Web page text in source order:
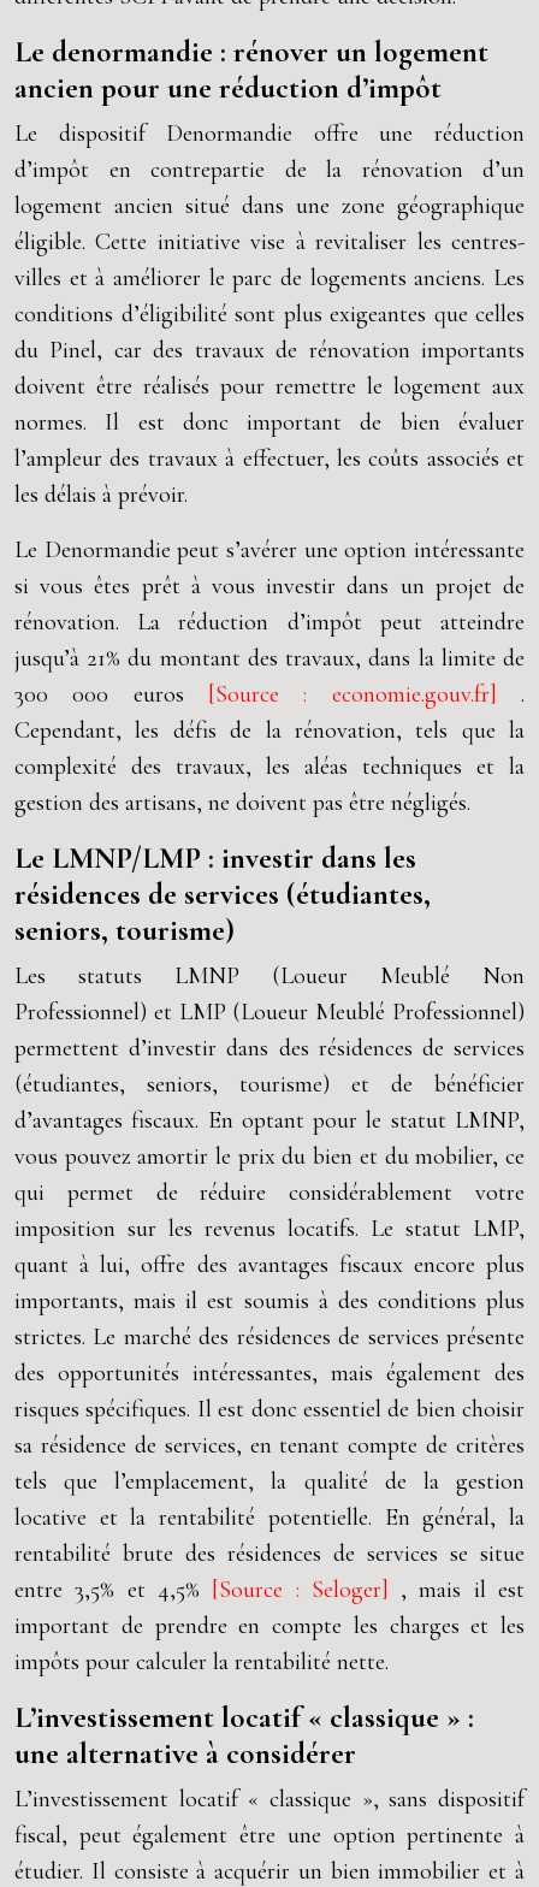
Le denormandie : rénover un logement
ancien pour une réduction d’impôt
Le dispositif Denormandie offre une réduction
d’impôt en contrepartie de la rénovation d’un
logement ancien situé dans une zone géographique
éligible. Cette initiative vise à revitaliser les centres-
villes et à améliorer le parc de logements anciens. Les
conditions d’éligibilité sont plus exigeantes que celles
du Pinel, car des travaux de rénovation importants
doivent être réalisés pour remettre le logement aux
normes. Il est donc important de bien évaluer
l’ampleur des travaux à effectuer, les coûts associés et
les délais à prévoir.
Le Denormandie peut s’avérer une option intéressante
si vous êtes prêt à vous investir dans un projet de
rénovation. La réduction d’impôt peut atteindre
jusqu’à 21% du montant des travaux, dans la limite de
300 000 euros
[Source : economie.gouv.fr] .
Cependant, les défis de la rénovation, tels que la
complexité des travaux, les aléas techniques et la
gestion des artisans, ne doivent pas être négligés.
Le LMNP/LMP : investir dans les
résidences de services (étudiantes,
seniors, tourisme)
Les statuts LMNP (Loueur Meublé Non
Professionnel) et LMP (Loueur Meublé Professionnel)
permettent d’investir dans des résidences de services
(étudiantes, seniors, tourisme) et de bénéficier
d’avantages fiscaux. En optant pour le statut LMNP,
vous pouvez amortir le prix du bien et du mobilier, ce
qui permet de réduire considérablement votre
imposition sur les revenus locatifs. Le statut LMP,
quant à lui, offre des avantages fiscaux encore plus
importants, mais il est soumis à des conditions plus
strictes. Le marché des résidences de services présente
des opportunités intéressantes, mais également des
risques spécifiques. Il est donc essentiel de bien choisir
sa résidence de services, en tenant compte de critères
tels que l’emplacement, la qualité de la gestion
locative et la rentabilité potentielle. En général, la
rentabilité brute des résidences de services se situe
entre 3,5% et 4,5% [Source : Seloger] , mais il est
important de prendre en compte les charges et les
impôts pour calculer la rentabilité nette.
L’investissement locatif « classique » :
une alternative à considérer
L’investissement locatif « classique », sans dispositif
fiscal, peut également être une option pertinente à
étudier. Il consiste à acquérir un bien immobilier et à